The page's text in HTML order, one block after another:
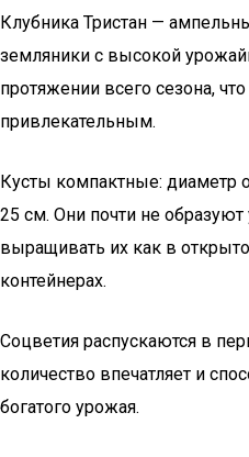
Клубника Тристан —
земляники с высокой
протяжении всего сезона,
привлекательным.
Кусты компактные: диаметр
25 см. Они почти не
выращивать их как в
контейнерах.
Соцветия распускаются в
количество впечатляет и
богатого урожая.